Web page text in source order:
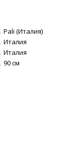
Pali (Италия)
Италия
Италия
90 см